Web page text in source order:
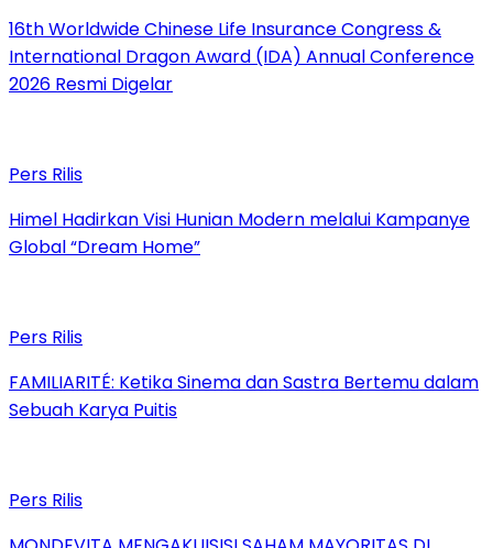
16th Worldwide Chinese Life Insurance Congress &
International Dragon Award (IDA) Annual Conference
2026 Resmi Digelar
Pers Rilis
Himel Hadirkan Visi Hunian Modern melalui Kampanye
Global “Dream Home”
Pers Rilis
FAMILIARITÉ: Ketika Sinema dan Sastra Bertemu dalam
Sebuah Karya Puitis
Pers Rilis